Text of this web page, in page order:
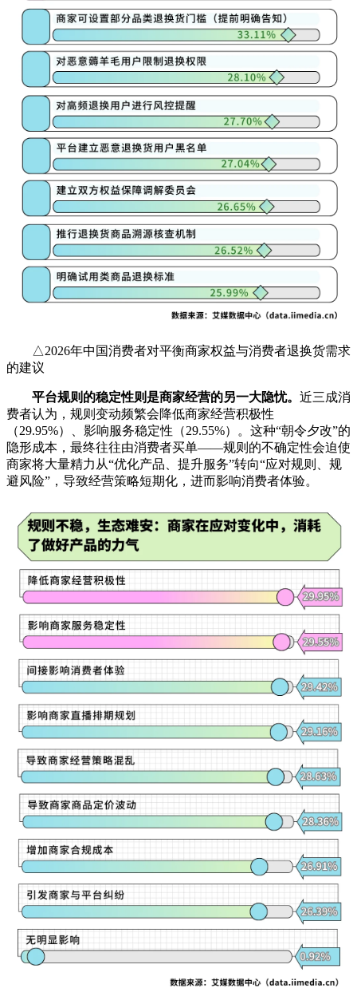
△2026年中国消费者对平衡商家权益与消费者退换货需求
的建议
平台规则的稳定性则是商家经营的另一大隐忧。 近三成消
费者认为，规则变动频繁会降低商家经营积极性
（29.95%）、影响服务稳定性（29.55%）。这种“朝令夕改”的
隐形成本，最终往往由消费者买单——规则的不确定性会迫使
商家将大量精力从“优化产品、提升服务”转向“应对规则、规
避风险”，导致经营策略短期化，进而影响消费者体验。